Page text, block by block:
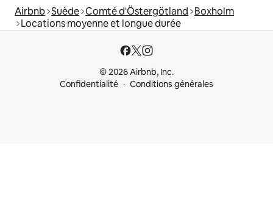
Airbnb Suède Comté d'Östergötland Boxholm
Locations moyenne et longue durée
© 2026 Airbnb, Inc.
Confidentialité
Conditions générales